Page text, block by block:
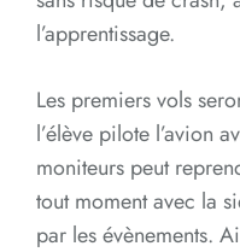
l’apprentissage.
Les premiers vols
l’élève pilote l’avion
moniteurs peut
tout moment avec la
par les évènements.